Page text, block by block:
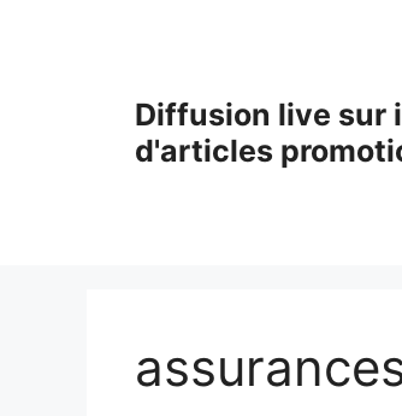
Diffusion live sur
d'articles